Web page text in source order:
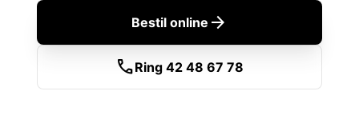
Bestil online arrow_forward
callRing 42 48 67 78